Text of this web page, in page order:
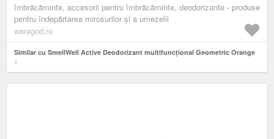
îmbrăcăminte, accesorii pentru îmbrăcăminte, deodorizante - produse
pentru îndepărtarea mirosurilor și a umezelii
waragod.ro
Similar cu SmellWell Active Deodorizant multifuncțional Geometric Orange